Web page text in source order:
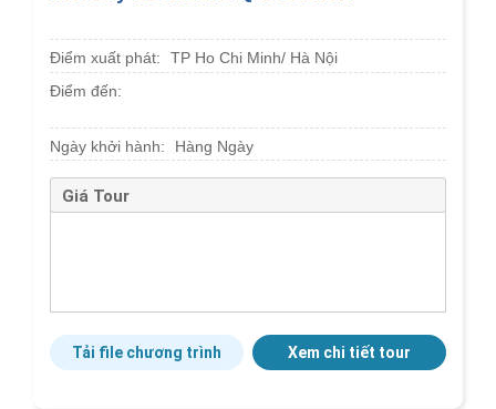
Điểm xuất phát:
TP Ho Chi Minh/ Hà Nội
Điểm đến:
Ngày khởi hành: Hàng Ngày
Giá Tour
Tải file chương trình Xem chi tiết tour